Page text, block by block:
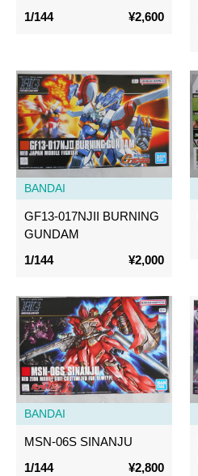
1/144
¥2,600
BANDAI
GF13-017NJII BURNING
GUNDAM
1/144
¥2,000
BANDAI
MSN-06S SINANJU
1/144
¥2,800